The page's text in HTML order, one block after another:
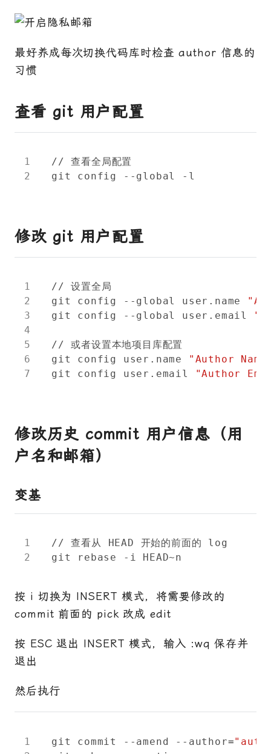
最好养成每次切换代码库时检查 author 信息的
习惯
查看 git 用户配置
修改 git 用户配置
git config --global user.name
git config --global user.email
git config user.name
"Author
git config user.email
"Author
修改历史 commit 用户信息（用
户名和邮箱）
变基
按 i 切换为 INSERT 模式，将需要修改的
commit 前面的 pick 改成 edit
按 ESC 退出 INSERT 模式，输入 :wq 保存并
退出
然后执行
git commit --amend --author=